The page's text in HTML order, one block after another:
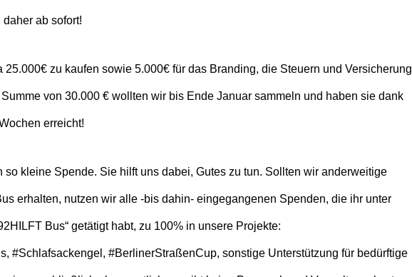
ab sofort!
zu kaufen sowie 5.000€ für das Branding, die Steuern und Versicherung
von 30.000 € wollten wir bis Ende Januar sammeln und haben sie dank
erreicht!
so kleine Spende. Sie hilft uns dabei, Gutes zu tun. Sollten wir anderweitige
erhalten, nutzen wir alle -bis dahin- eingegangenen Spenden, die ihr unter
Bus“ getätigt habt, zu 100% in unsere Projekte:
#Schlafsackengel, #BerlinerStraßenCup, sonstige Unterstützung für bedürftige